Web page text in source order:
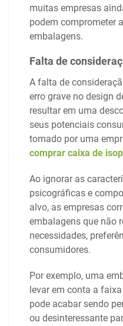
muitas empresas
podem comprometer
embalagens.
Falta de
A falta de
erro grave no design
resultar em uma
seus potenciais
tomado por uma
comprar caixa de
Ao ignorar as
psicográficas e
alvo, as empresas
embalagens que não
necessidades,
consumidores.
Por exemplo, uma
levar em conta a
pode acabar sendo
ou desinteressante